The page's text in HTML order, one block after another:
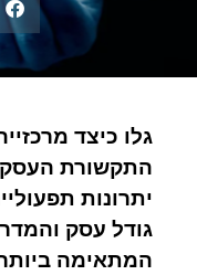
גלו כיצד
התקשורת
יתרונות
גודל עסק
המתאימה ביותר.